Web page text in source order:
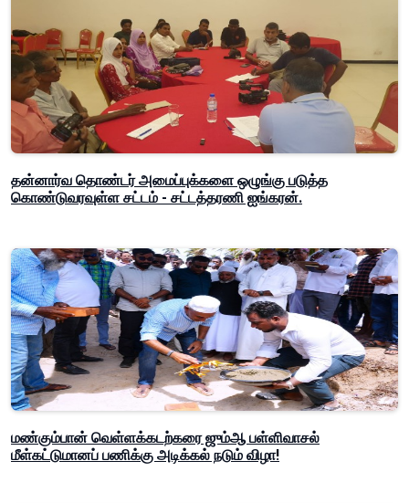
தன்னார்வ தொண்டர் அமைப்புக்களை ஒழுங்கு படுத்த
கொண்டுவரவுள்ள சட்டம் - சட்டத்தரணி ஐங்கரன்.
மண்கும்பான் வெள்ளக்கடற்கரை ஜும்ஆ பள்ளிவாசல்
மீள்கட்டுமானப் பணிக்கு அடிக்கல் நடும் விழா!